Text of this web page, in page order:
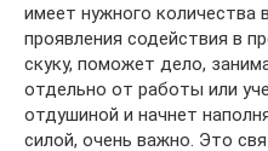
имеет нужного количества
проявления содействия в
скуку, поможет дело,
отдельно от работы или
отдушиной и начнет
силой, очень важно. Это